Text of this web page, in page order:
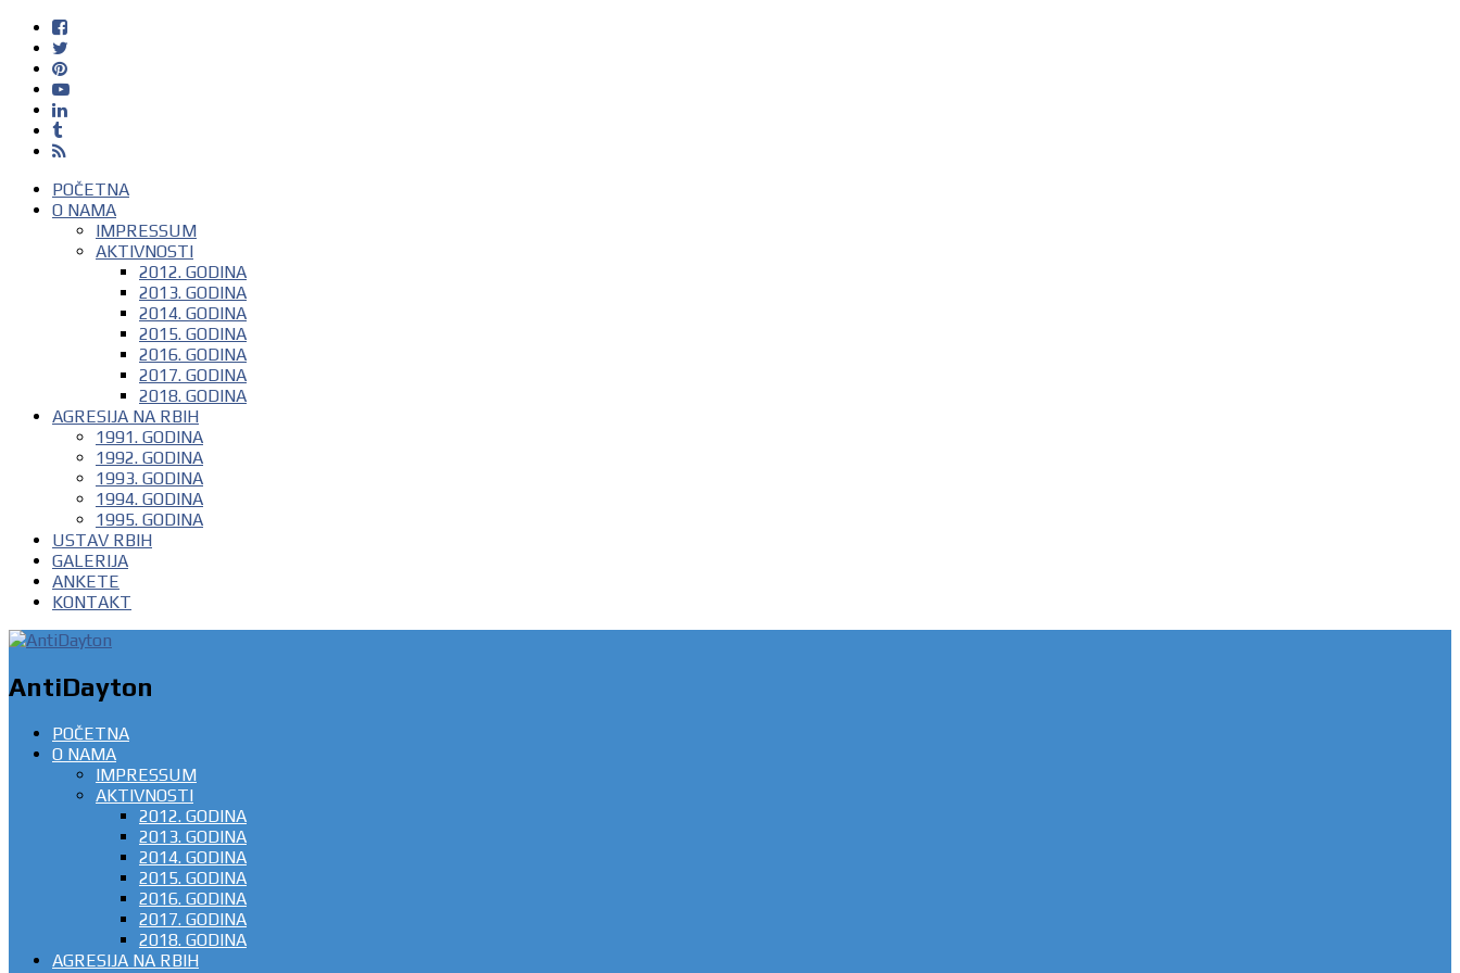
POČETNA
O NAMA
IMPRESSUM
AKTIVNOSTI
2012. GODINA
2013. GODINA
2014. GODINA
2015. GODINA
2016. GODINA
2017. GODINA
2018. GODINA
AGRESIJA NA RBIH
1991. GODINA
1992. GODINA
1993. GODINA
1994. GODINA
1995. GODINA
USTAV RBIH
GALERIJA
ANKETE
KONTAKT
AntiDayton
POČETNA
O NAMA
IMPRESSUM
AKTIVNOSTI
2012. GODINA
2013. GODINA
2014. GODINA
2015. GODINA
2016. GODINA
2017. GODINA
2018. GODINA
AGRESIJA NA RBIH